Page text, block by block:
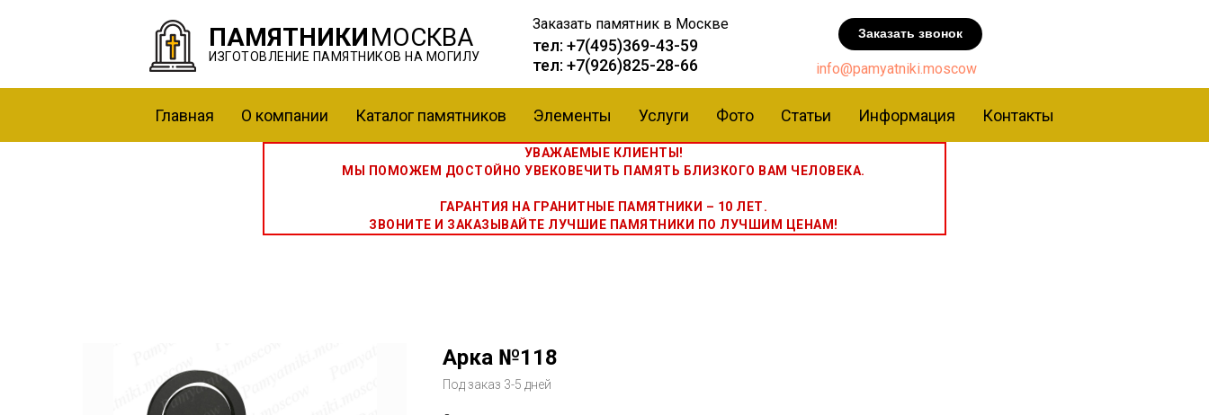
info@pamyatniki.moscow
Заказать звонок
Заказать памятник в Москве
тел: +7(495)369-43-59
тел: +7(926)825-28-66
ПАМЯТНИКИМОСКВА
ИЗГОТОВЛЕНИЕ ПАМЯТНИКОВ НА МОГИЛУ
Главная О компании Каталог памятников Элементы Услуги Фото Статьи Информация Контакты
УВАЖАЕМЫЕ КЛИЕНТЫ!
МЫ ПОМОЖЕМ ДОСТОЙНО УВЕКОВЕЧИТЬ ПАМЯТЬ БЛИЗКОГО ВАМ ЧЕЛОВЕКА.
ГАРАНТИЯ НА ГРАНИТНЫЕ ПАМЯТНИКИ – 10 ЛЕТ.
ЗВОНИТЕ И ЗАКАЗЫВАЙТЕ ЛУЧШИЕ ПАМЯТНИКИ ПО ЛУЧШИМ ЦЕНАМ!
Арка №118
Под заказ 3-5 дней